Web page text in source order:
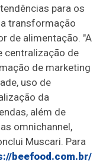
para os
transformação
de alimentação. "A
centralização de
de marketing
uso de
da
além de
omnichannel,
Muscari. Para
beefood.com.br/